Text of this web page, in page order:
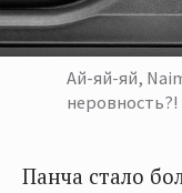
Ай-яй-яй,
Панча стало